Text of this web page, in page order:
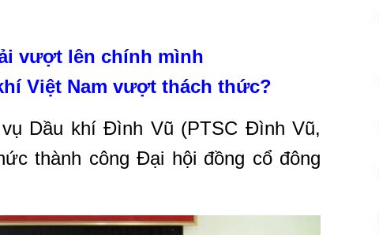
vượt lên chính mình
Việt Nam vượt thách thức?
Dầu khí Đình Vũ (PTSC Đình Vũ,
thành công Đại hội đồng cổ đông